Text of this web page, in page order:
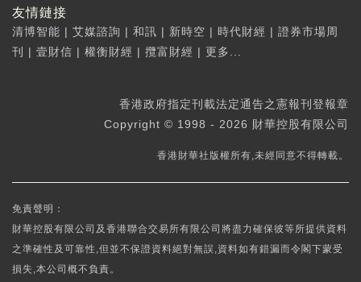
友情鏈接
清博智能 | 艾媒諮詢 | 和訊 | 新時空 | 時代財經 | 證券市場周
刊
| 壹財信 | 權衡財經 | 攬富財經 | 更多...
香港政府指定刊載法定通告之憲報刊登報章
Copyright © 1998 - 2026 財華控股有限公司
香港財華社版權所有,未經同意不得轉載。
免責聲明：
財華控股有限公司及香港聯合交易所有限公司將盡力確保彼等所提供資料
之準確性及可靠性,但並不保證資料絕對無誤,資料如有錯漏而令閣下蒙受
損失,本公司概不負責。